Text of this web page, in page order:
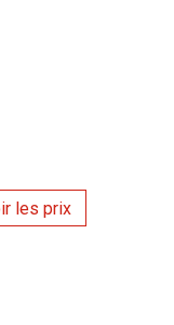
les prix